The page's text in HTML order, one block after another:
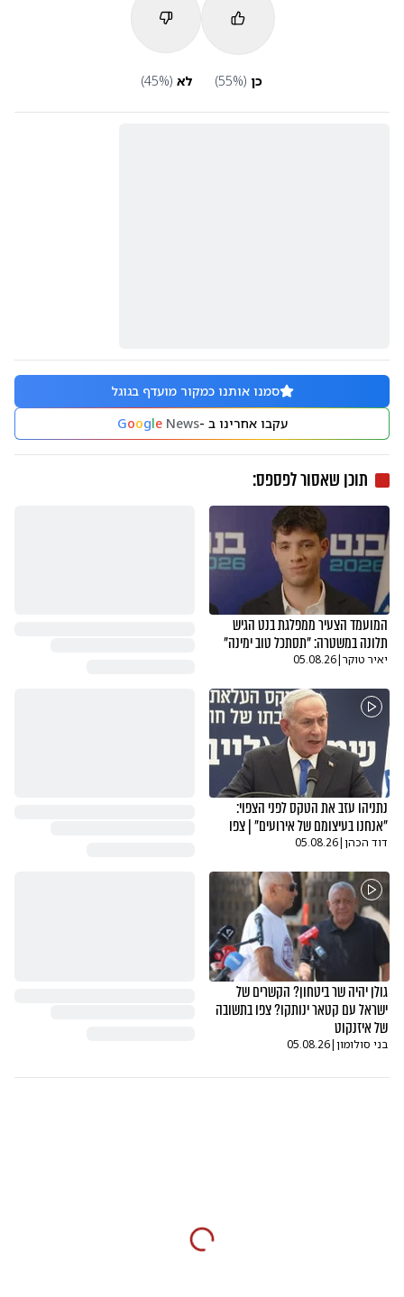
כן (
55%) לא (
45%)
סמנו אותנו כמקור מועדף בגוגל
עקבו אחרינו ב -
GoogleNews
תוכן שאסור לפספס:
המועמד הצעיר ממפלגת בנט הגיש
תלונה במשטרה: "תסתכל טוב ימינה"
יאיר טוקר|
05.08.26
נתניהו עזב את הטקס לפני הצפוי:
"אנחנו בעיצומם של אירועים" | צפו
דוד הכהן|
05.08.26
גולן יהיה שר ביטחון? הקשרים של
ישראל עם קטאר ינותקו? צפו בתשובה
של איזנקוט
בני סולומון|
05.08.26